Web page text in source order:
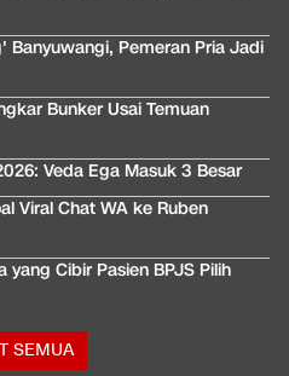
Banyuwangi, Pemeran Pria Jadi
Bunker Usai Temuan
Veda Ega Masuk 3 Besar
Viral Chat WA ke Ruben
yang Cibir Pasien BPJS Pilih
SEMUA